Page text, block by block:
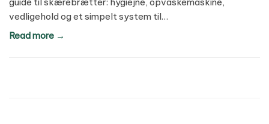
vedligehold og et simpelt system til…
Read more →